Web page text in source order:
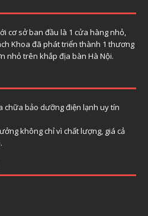
cơ sở ban đầu là 1 cửa hàng nhỏ,
Khoa đã phát triển thành 1 thương
nhỏ trên khắp địa bàn Hà Nội.
chữa bảo dưỡng điện lạnh uy tín
không chỉ vì chất lượng, giá cả